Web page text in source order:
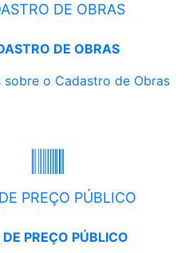
DE OBRAS
DE OBRAS
sobre o Cadastro de Obras
PREÇO PÚBLICO
PREÇO PÚBLICO